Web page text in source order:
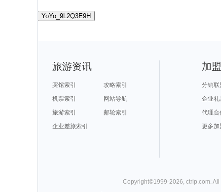
YoYo_9L2Q3E9H
旅游资讯
宾馆索引
攻略索引
机票索引
网站导航
旅游索引
邮轮索引
企业差旅索引
加
分销联
企业礼
代理合
更多加
Copyright©1999-2026 ctrip.com .